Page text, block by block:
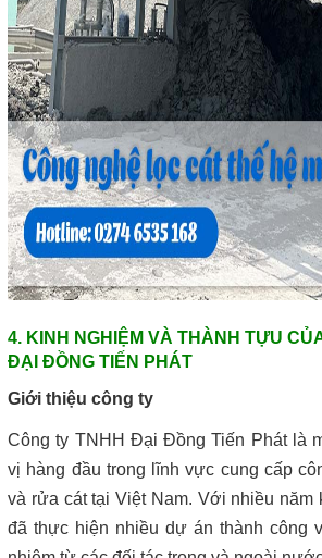
4. KINH NGHIỆM VÀ THÀNH TỰU
ĐẠI ĐỒNG TIẾN PHÁT
Giới thiệu công ty
Công ty TNHH Đại Đồng Tiến Phát là
vị hàng đầu trong lĩnh vực cung cấp
và rửa cát tại Việt Nam. Với nhiều năm
đã thực hiện nhiều dự án thành công